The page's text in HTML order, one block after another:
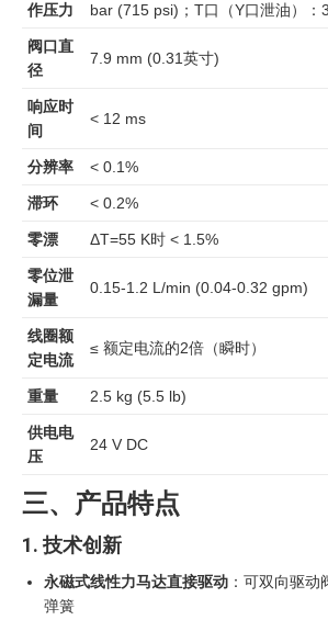
作压力
bar (715 psi)；T口（Y口泄油）：
阀口直
径
7.9 mm (0.31英寸)
响应时
间
< 12 ms
分辨率 < 0.1%
滞环 < 0.2%
零漂 ΔT=55 K时 < 1.5%
零位泄
漏量
0.15-1.2 L/min (0.04-0.32 gpm)
线圈额
定电流
≤ 额定电流的2倍（瞬时）
重量 2.5 kg (5.5 lb)
供电电
压
24 V DC
三、产品特点
1. 技术创新
永磁式线性力马达直接驱动 ：可双向驱
弹簧